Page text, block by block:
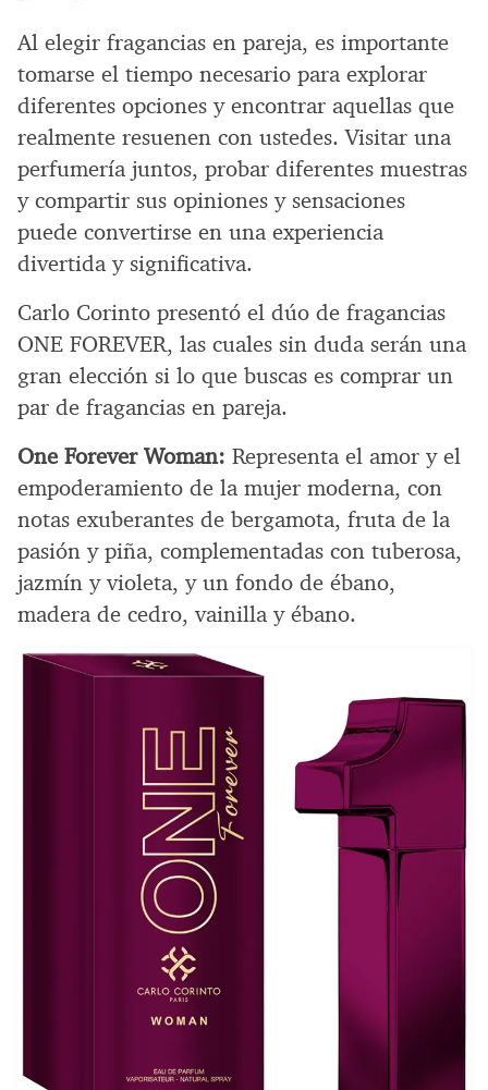
Al elegir fragancias en pareja, es importante
tomarse el tiempo necesario para explorar
diferentes opciones y encontrar aquellas que
realmente resuenen con ustedes. Visitar una
perfumería juntos, probar diferentes muestras
y compartir sus opiniones y sensaciones
puede convertirse en una experiencia
divertida y significativa.
Carlo Corinto presentó el dúo de fragancias
ONE FOREVER, las cuales sin duda serán una
gran elección si lo que buscas es comprar un
par de fragancias en pareja.
One Forever Woman: Representa el amor y el
empoderamiento de la mujer moderna, con
notas exuberantes de bergamota, fruta de la
pasión y piña, complementadas con tuberosa,
jazmín y violeta, y un fondo de ébano,
madera de cedro, vainilla y ébano.